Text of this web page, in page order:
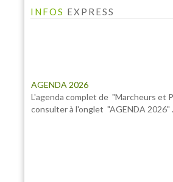
INFOS EXPRESS
consulter à l'onglet "AGENDA 2026" ...